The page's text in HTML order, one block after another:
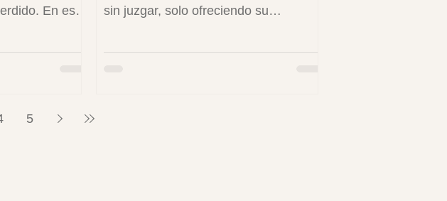
En esta
a nivel
sin juzgar, solo ofreciendo su
que su impacto va mucho más allá de
5